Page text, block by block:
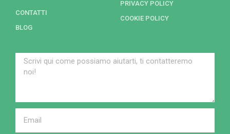
CONTATTI
BLOG
PRIVACY POLICY
COOKIE POLICY